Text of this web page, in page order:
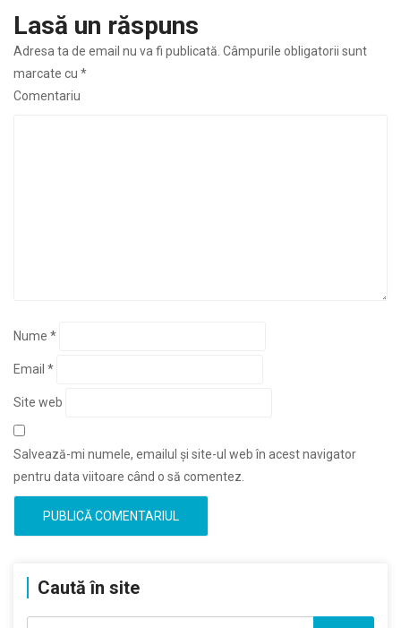
Lasă un răspuns
Adresa ta de email nu va fi publicată. Câmpurile obligatorii sunt
marcate cu *
Comentariu
Nume *
Email *
Site web
Salvează-mi numele, emailul și site-ul web în acest navigator
pentru data viitoare când o să comentez.
Caută în site